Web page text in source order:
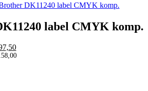
kr. 105,00.
label CMYK komp.
Den
aktuelle